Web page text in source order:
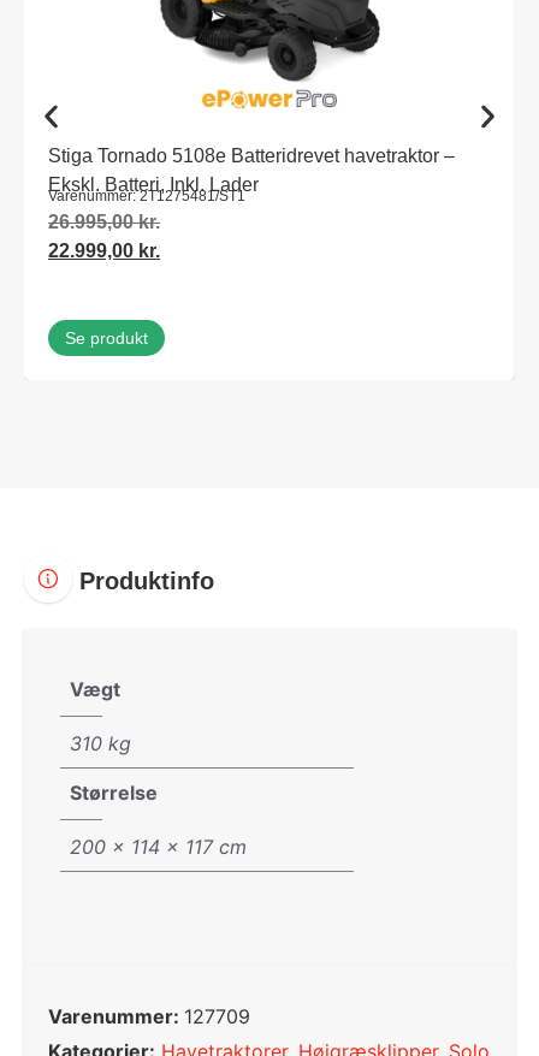
Stiga Tornado 5108e Batteridrevet havetraktor –
Ekskl. Batteri, Inkl. Lader
Varenummer: 2T1275481/ST1
26.995,00kr.
22.999,00 kr.
Se produkt
Produktinfo
Vægt
310 kg
Størrelse
200 × 114 × 117 cm
Varenummer: 127709
Kategorier: Havetraktorer, Højgræsklipper, Solo